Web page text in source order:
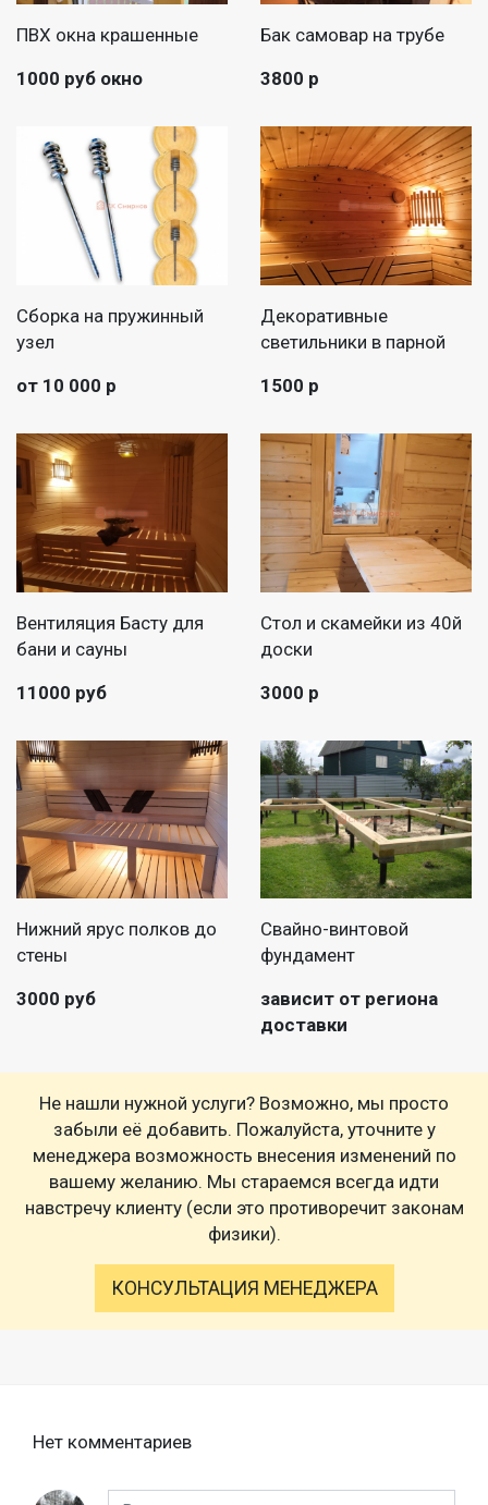
ПВХ окна крашенные
1000 руб окно
Бак самовар на трубе
3800 р
Сборка на пружинный
узел
от 10 000 р
Декоративные
светильники в парной
1500 р
Вентиляция Басту для
бани и сауны
11000 руб
Стол и скамейки из 40й
доски
3000 р
Нижний ярус полков до
стены
3000 руб
Свайно-винтовой
фундамент
зависит от региона
доставки
Не нашли нужной услуги? Возможно, мы просто
забыли её добавить. Пожалуйста, уточните у
менеджера возможность внесения изменений по
вашему желанию. Мы стараемся всегда идти
навстречу клиенту (если это противоречит законам
физики).
КОНСУЛЬТАЦИЯ МЕНЕДЖЕРА
Нет комментариев